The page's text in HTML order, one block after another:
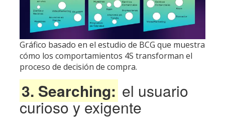
Gráfico basado en el estudio de BCG que muestra
cómo los comportamientos 4S transforman el
proceso de decisión de compra.
3. Searching: el usuario
curioso y exigente